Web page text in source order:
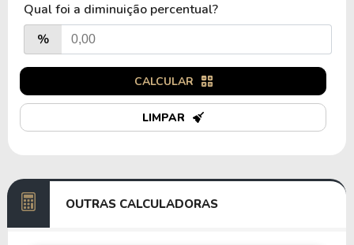
Qual foi a diminuição percentual?
%
CALCULAR
LIMPAR
OUTRAS CALCULADORAS